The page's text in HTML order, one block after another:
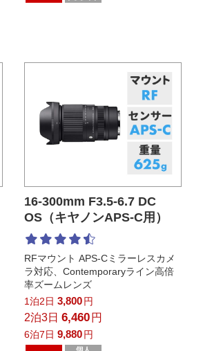
16-300mm F3.5-6.7 DC
OS（キヤノンAPS-C用）
RFマウント APS-Cミラーレスカメ
ラ対応、Contemporaryライン高倍
率ズームレンズ
1泊2日 3,800円
2泊3日 6,460 円
6泊7日 9,880円